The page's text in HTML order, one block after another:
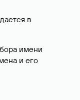
в
имени
и его